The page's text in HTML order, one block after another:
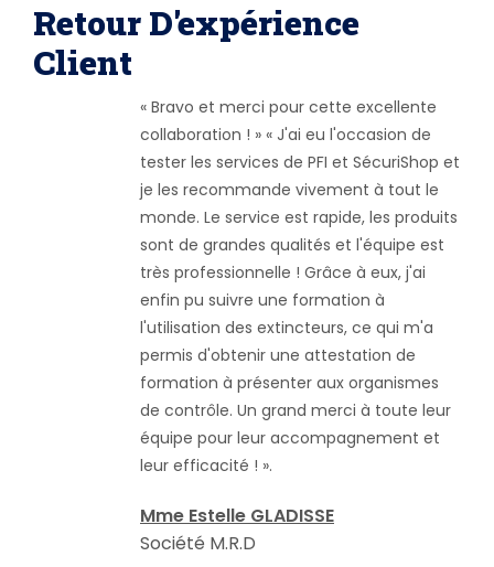
Retour D'expérience
Client
« Bravo et merci pour cette excellente
collaboration ! » « J'ai eu l'occasion de
tester les services de PFI et SécuriShop et
je les recommande vivement à tout le
monde. Le service est rapide, les produits
sont de grandes qualités et l'équipe est
très professionnelle ! Grâce à eux, j'ai
enfin pu suivre une formation à
l'utilisation des extincteurs, ce qui m'a
permis d'obtenir une attestation de
formation à présenter aux organismes
de contrôle. Un grand merci à toute leur
équipe pour leur accompagnement et
leur efficacité ! ».
Mme Estelle GLADISSE
Société M.R.D